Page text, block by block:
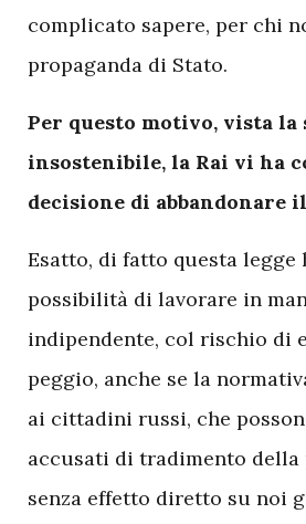
complicato sapere, per chi
propaganda di Stato.
Per questo motivo, vista la
insostenibile, la Rai vi ha
decisione di abbandonare
Esatto, di fatto questa
possibilità di lavorare in
indipendente, col rischio di
peggio, anche se la
ai cittadini russi, che
accusati di tradimento della
senza effetto diretto su noi